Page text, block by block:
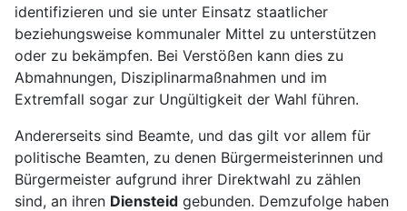
identifizieren und sie unter Einsatz staatlicher
beziehungsweise kommunaler Mittel zu unterstützen
oder zu bekämpfen. Bei Verstößen kann dies zu
Abmahnungen, Disziplinarmaßnahmen und im
Extremfall sogar zur Ungültigkeit der Wahl führen.
Andererseits sind Beamte, und das gilt vor allem für
politische Beamten, zu denen Bürgermeisterinnen und
Bürgermeister aufgrund ihrer Direktwahl zu zählen
sind, an ihren Diensteid gebunden. Demzufolge haben